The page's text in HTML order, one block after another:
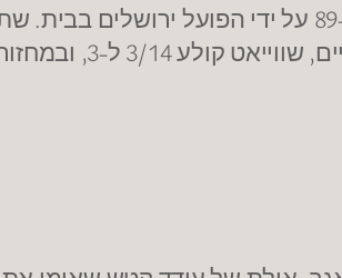
הפסידה לעירוני נס ציונה בחוץ 72-71 ואשתקד נוצחה